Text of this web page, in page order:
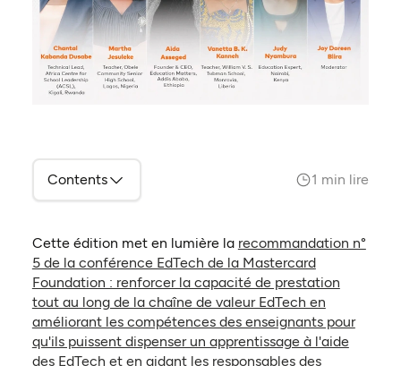
Contents 1 min lire
Cette édition met en lumière la recommandation n°
5 de la conférence EdTech de la Mastercard
Foundation : renforcer la capacité de prestation
tout au long de la chaîne de valeur EdTech en
améliorant les compétences des enseignants pour
qu'ils puissent dispenser un apprentissage à l'aide
des EdTech et en aidant les responsables des